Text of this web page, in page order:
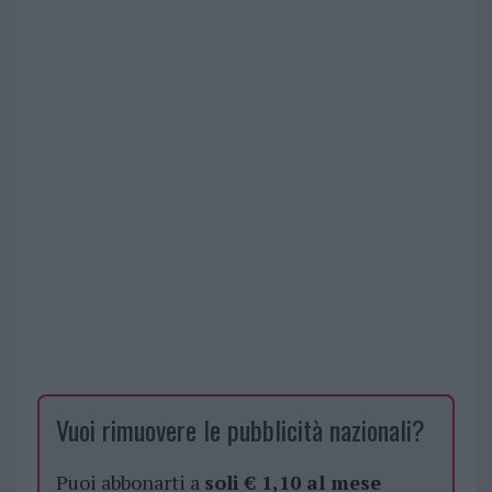
Vuoi rimuovere le pubblicità nazionali?
Puoi abbonarti a soli € 1,10 al mese